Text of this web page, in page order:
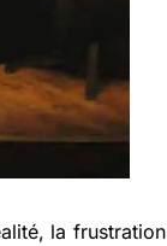
la frustration